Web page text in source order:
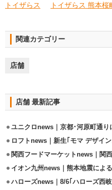
トイザらス トイザらス 熊本桜
関連カテゴリー
店舗
店舗 最新記事